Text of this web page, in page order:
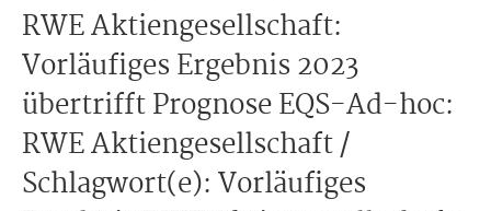
RWE Aktiengesellschaft:
Vorläufiges Ergebnis 2023
übertrifft Prognose EQS-Ad-hoc:
RWE Aktiengesellschaft /
Schlagwort(e): Vorläufiges